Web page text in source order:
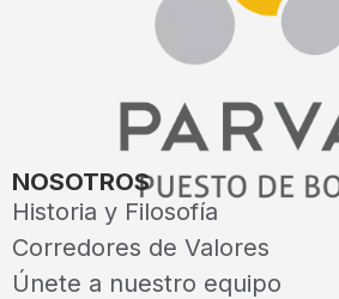
NOSOTROS
Historia y Filosofía
Corredores de Valores
Únete a nuestro equipo